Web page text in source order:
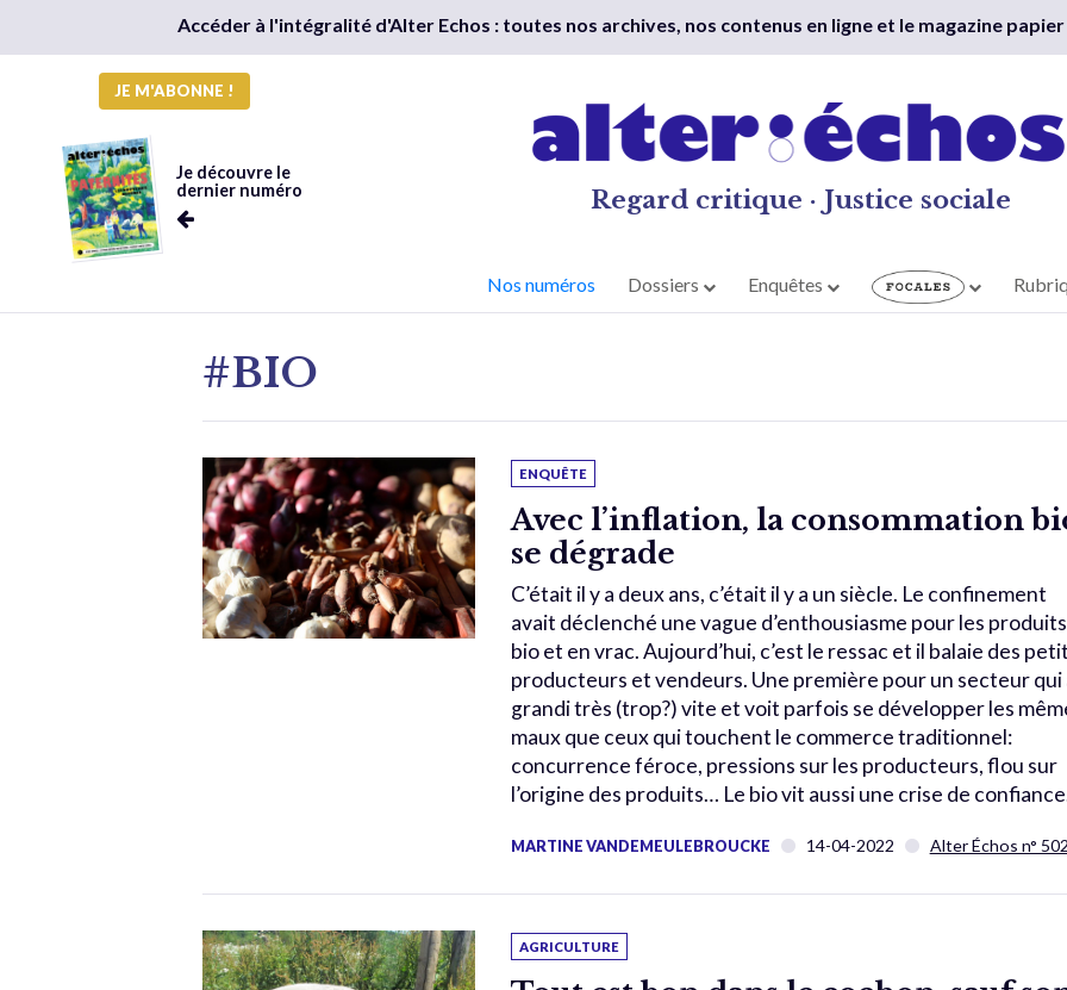
Accéder à l'intégralité d'Alter Echos : toutes nos archives, nos contenus en ligne et le magazine papier
JE M'ABONNE !
Je découvre le
dernier numéro
Regard critique · Justice sociale
Nos numéros Dossiers Enquêtes
#BIO
ENQUÊTE
Avec l’inflation, la consommation
se dégrade
C’était il y a deux ans, c’était il y a un siècle. Le confinement
avait déclenché une vague d’enthousiasme pour les produits
bio et en vrac. Aujourd’hui, c’est le ressac et il balaie des
producteurs et vendeurs. Une première pour un secteur qui
grandi très (trop?) vite et voit parfois se développer les
maux que ceux qui touchent le commerce traditionnel:
concurrence féroce, pressions sur les producteurs, flou sur
l’origine des produits… Le bio vit aussi une crise de
MARTINE VANDEMEULEBROUCKE 14-04-2022 Alter Échos n° 502
AGRICULTURE